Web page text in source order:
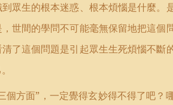
眾生的根本迷惑、根本煩惱是什麼
世間的學問不可能毫無保留地把這
了這個問題是引起眾生生死煩惱不
個方面”，一定覺得玄妙得不得了吧